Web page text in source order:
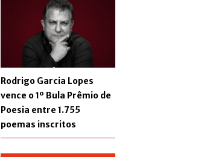
Rodrigo Garcia Lopes
vence o 1º Bula Prêmio de
Poesia entre 1.755
poemas inscritos